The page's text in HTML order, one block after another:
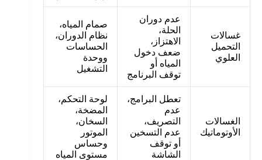
غسالات
التحميل
العلوي
عدم دوران
الحلة،
الاهتزاز،
ضعف دخول
المياه أو
توقف البرنامج
صمام المياه،
نظام الدوران،
الحساسات
ووحدة
التشغيل
الغسالات
الأوتوماتيك
تعطل البرامج،
عدم
التصريف،
عدم التسخين
أو توقف
الشاشة
لوحة التحكم،
المضخة،
السخان،
الموتور
وحساس
مستوى المياه